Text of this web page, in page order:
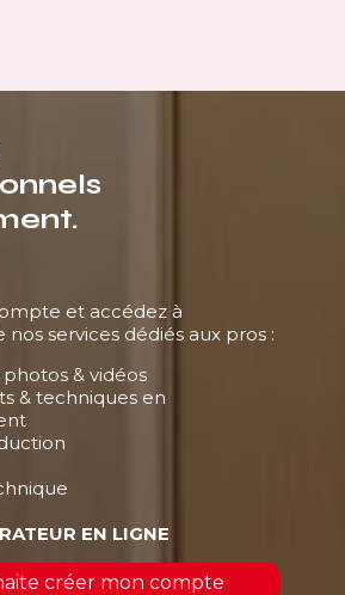
et accédez à
nos services dédiés aux pros :
& vidéos
& techniques en
EN LIGNE
créer mon compte